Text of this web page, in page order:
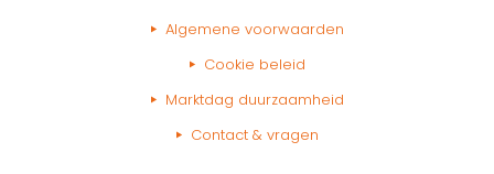
Algemene voorwaarden
Cookie beleid
Marktdag duurzaamheid
Contact & vragen